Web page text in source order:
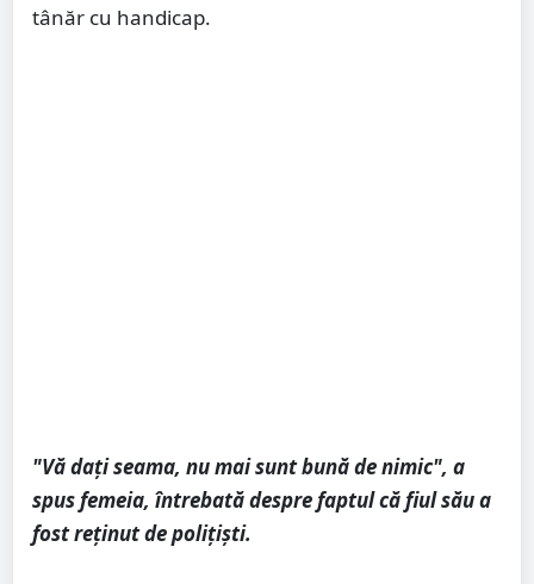
tânăr cu handicap.
"Vă dați seama, nu mai sunt bună de nimic", a
spus femeia, întrebată despre faptul că fiul său a
fost reținut de polițiști.